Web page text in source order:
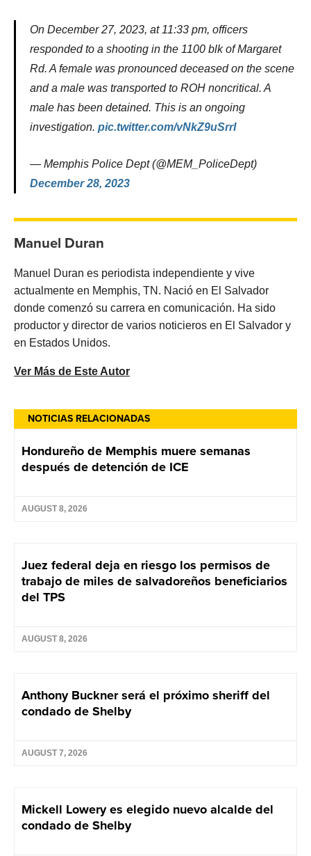
NOTICIAS RELACIONADAS
Hondureño de Memphis muere semanas
después de detención de ICE
AUGUST 8, 2026
Juez federal deja en riesgo los permisos de
trabajo de miles de salvadoreños beneficiarios
del TPS
AUGUST 8, 2026
Anthony Buckner será el próximo sheriff del
condado de Shelby
AUGUST 7, 2026
Mickell Lowery es elegido nuevo alcalde del
condado de Shelby
On December 27, 2023, at 11:33 pm, officers
responded to a shooting in the 1100 blk of Margaret
Rd. A female was pronounced deceased on the scene
and a male was transported to ROH noncritical. A
male has been detained. This is an ongoing
investigation. pic.twitter.com/vNkZ9uSrrI
— Memphis Police Dept (@MEM_PoliceDept)
December 28, 2023
Manuel Duran
Manuel Duran es periodista independiente y vive
actualmente en Memphis, TN. Nació en El Salvador
donde comenzó su carrera en comunicación. Ha sido
productor y director de varios noticieros en El Salvador y
en Estados Unidos.
Ver Más de Este Autor